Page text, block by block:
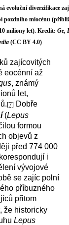
evoluční diverzifikace
pozdního miocénu
miliony let). Kredit: Ge,
(CC BY 4.0)
zajícovitých
eocénní až
, známý
let,
[7] Dobře
(Lepus
formou
objevů z
před 774 000
i
vývojové
se zajíc polní
příbuzného
přitom
že historicky
Lepus